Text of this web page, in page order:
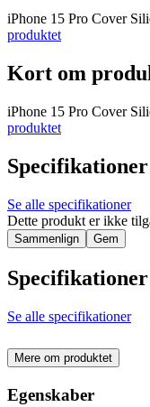
iPhone 15 Pro Cover
produktet
Kort om
iPhone 15 Pro Cover
produktet
Specifikationer
Se alle specifikationer
Dette produkt er ikke
Sammenlign Gem
Specifikationer
Se alle specifikationer
Mere om produktet
Egenskaber